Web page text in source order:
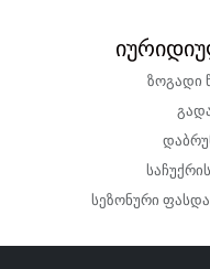
ზოგადი
სეზონური